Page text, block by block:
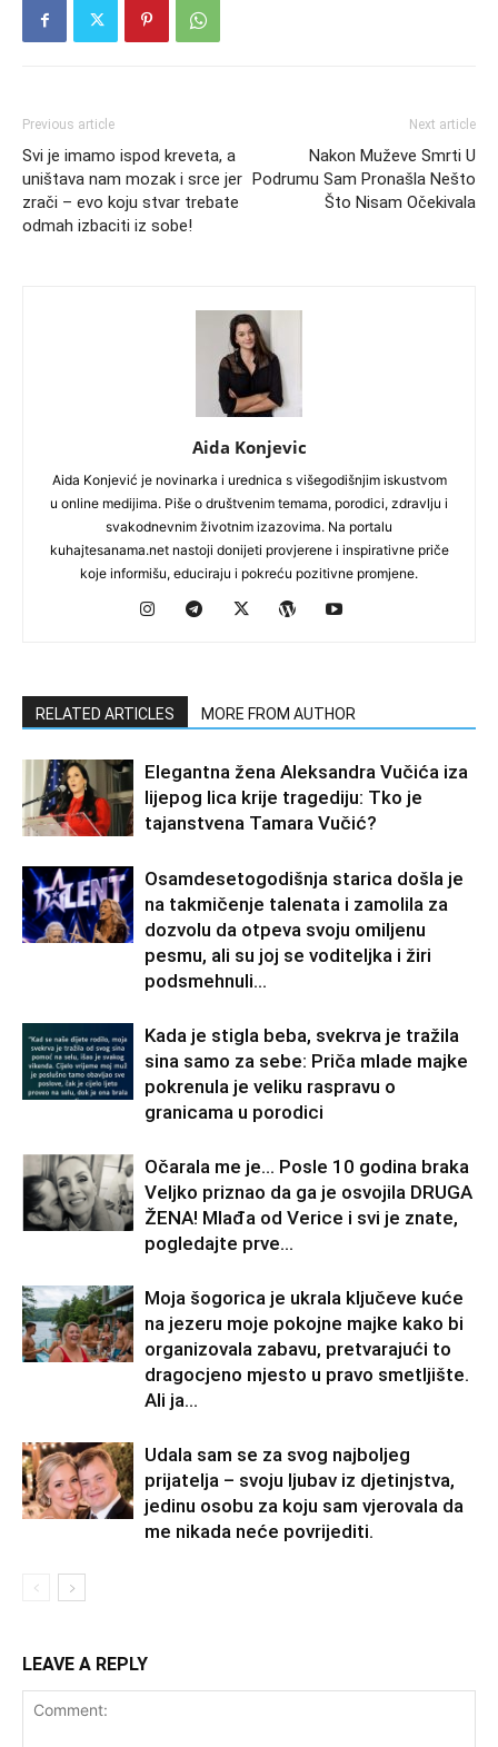
Previous article
Svi je imamo ispod kreveta, a
uništava nam mozak i srce jer
zrači – evo koju stvar trebate
odmah izbaciti iz sobe!
Next article
Nakon Muževe Smrti U
Podrumu Sam Pronašla Nešto
Što Nisam Očekivala
Aida Konjevic
Aida Konjević je novinarka i urednica s višegodišnjim iskustvom
u online medijima. Piše o društvenim temama, porodici, zdravlju i
svakodnevnim životnim izazovima. Na portalu
kuhajtesanama.net nastoji donijeti provjerene i inspirativne priče
koje informišu, educiraju i pokreću pozitivne promjene.
RELATED ARTICLES MORE FROM AUTHOR
Elegantna žena Aleksandra Vučića iza
lijepog lica krije tragediju: Tko je
tajanstvena Tamara Vučić?
Osamdesetogodišnja starica došla je
na takmičenje talenata i zamolila za
dozvolu da otpeva svoju omiljenu
pesmu, ali su joj se voditeljka i žiri
podsmehnuli...
Kada je stigla beba, svekrva je tražila
sina samo za sebe: Priča mlade majke
pokrenula je veliku raspravu o
granicama u porodici
Očarala me je… Posle 10 godina braka
Veljko priznao da ga je osvojila DRUGA
ŽENA! Mlađa od Verice i svi je znate,
pogledajte prve...
Moja šogorica je ukrala ključeve kuće
na jezeru moje pokojne majke kako bi
organizovala zabavu, pretvarajući to
dragocjeno mjesto u pravo smetljište.
Ali ja...
Udala sam se za svog najboljeg
prijatelja – svoju ljubav iz djetinjstva,
jedinu osobu za koju sam vjerovala da
me nikada neće povrijediti.
LEAVE A REPLY